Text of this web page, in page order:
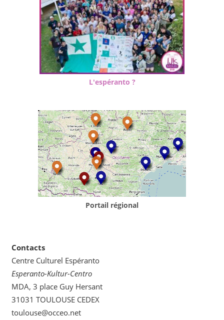
L'espéranto ?
Portail régional
Contacts
Centre Culturel Espéranto
Esperanto-Kultur-Centro
MDA, 3 place Guy Hersant
31031 TOULOUSE CEDEX
toulouse@occeo.net